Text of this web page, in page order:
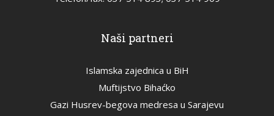
Naši partneri
Islamska zajednica u BiH
Muftijstvo Bihaćko
Gazi Husrev-begova medresa u Sarajevu